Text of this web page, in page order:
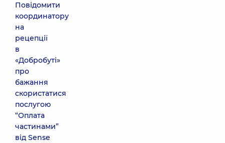
Повідомити
координатору
на
рецепції
в
«Добробуті»
про
бажання
скористатися
послугою
“Оплата
частинами”
від Sense